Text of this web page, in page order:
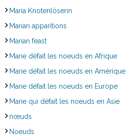
Maria Knotenlöserin
Marian apparitions
Marian feast
Marie défait les noeuds en Afrique
Marie défait les noeuds en Amérique
Marie défait les noeuds en Europe
Marie qui défait les noeuds en Asie
nœuds
Noeuds